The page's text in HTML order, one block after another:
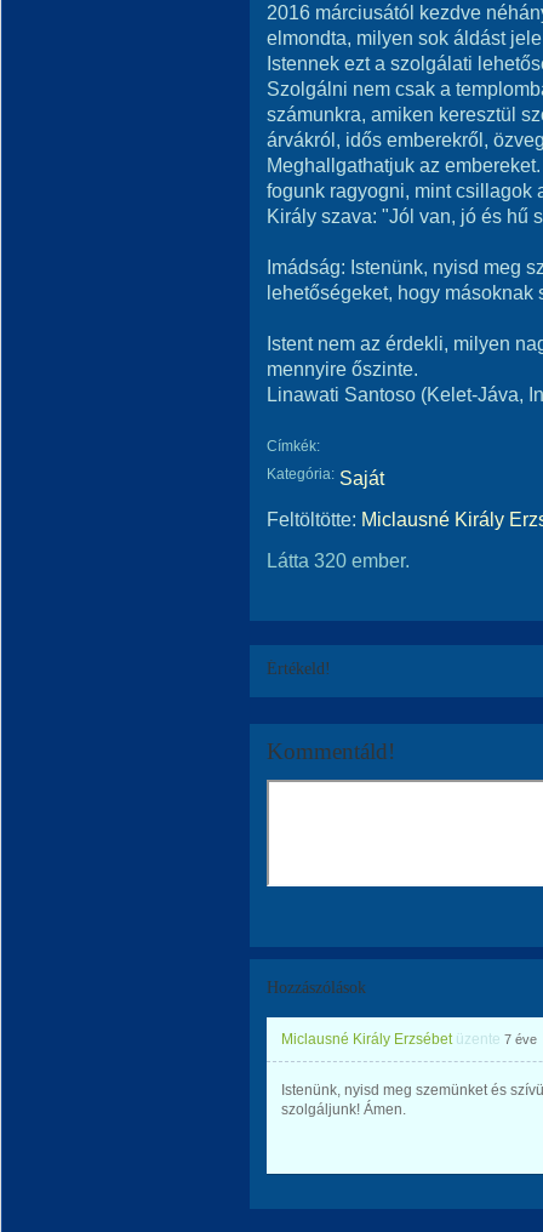
2016 márciusától kezdve
elmondta, milyen sok áldást
Istennek ezt a szolgálati
Szolgálni nem csak a
számunkra, amiken keresztül
árvákról, idős emberekről,
Meghallgathatjuk az
fogunk ragyogni, mint csillagok
Király szava: "Jól van, jó és hű
Imádság: Istenünk, nyisd meg
lehetőségeket, hogy másoknak
Istent nem az érdekli, milyen
mennyire őszinte.
Linawati Santoso (Kelet-Jáva,
Címkék:
Kategória: Saját
Feltöltötte: Miclausné Király
Látta 320 ember.
Értékeld!
Kommentáld!
Hozzászólások
Miclausné Király Erzsébetüzente 7 éve
Istenünk, nyisd meg szemünket és
szolgáljunk! Ámen.